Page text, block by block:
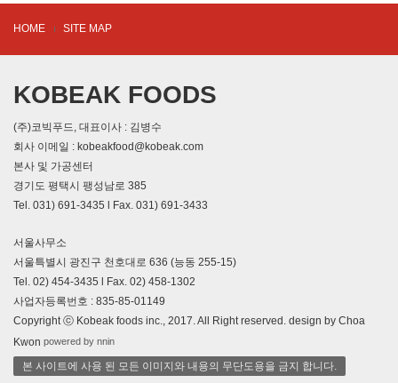
HOME SITE MAP
KOBEAK FOODS
(주)코빅푸드, 대표이사 : 김병수
회사 이메일 : kobeakfood@kobeak.com
본사 및 가공센터
경기도 평택시 팽성남로 385
Tel. 031) 691-3435 l Fax. 031) 691-3433
서울사무소
서울특별시 광진구 천호대로 636 (능동 255-15)
Tel. 02) 454-3435 l Fax. 02) 458-1302
사업자등록번호 : 835-85-01149
Copyright ⓒ Kobeak foods inc., 2017. All Right reserved. design by Choa
Kwon powered by nnin
본 사이트에 사용 된 모든 이미지와 내용의 무단도용을 금지 합니다.